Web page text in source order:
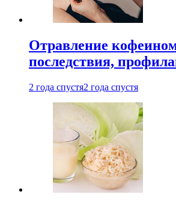
Отравление
последствия,
2 года спустя2 года спустя